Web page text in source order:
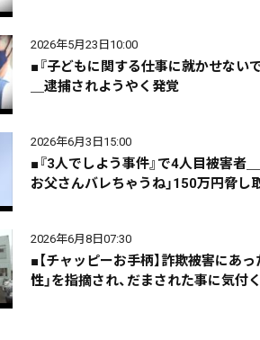
2026年5月23日10:00
■『子どもに関する仕事に就かせな
＿逮捕されようやく発覚
2026年6月3日15:00
■『3人でしよう事件』で4人目被害者
お父さんバレちゃうね」150万円脅し
2026年6月8日07:30
■【チャッピーお手柄】詐欺被害にあ
性」を指摘され、だまされた事に気付く
期間を絞る
カテゴリで絞る